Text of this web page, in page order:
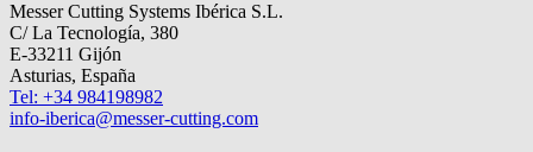
Messer Cutting Systems Ibérica S.L.
C/ La Tecnología, 380
E-33211 Gijón
Asturias, España
Tel: +34 984198982
info-iberica@messer-cutting.com